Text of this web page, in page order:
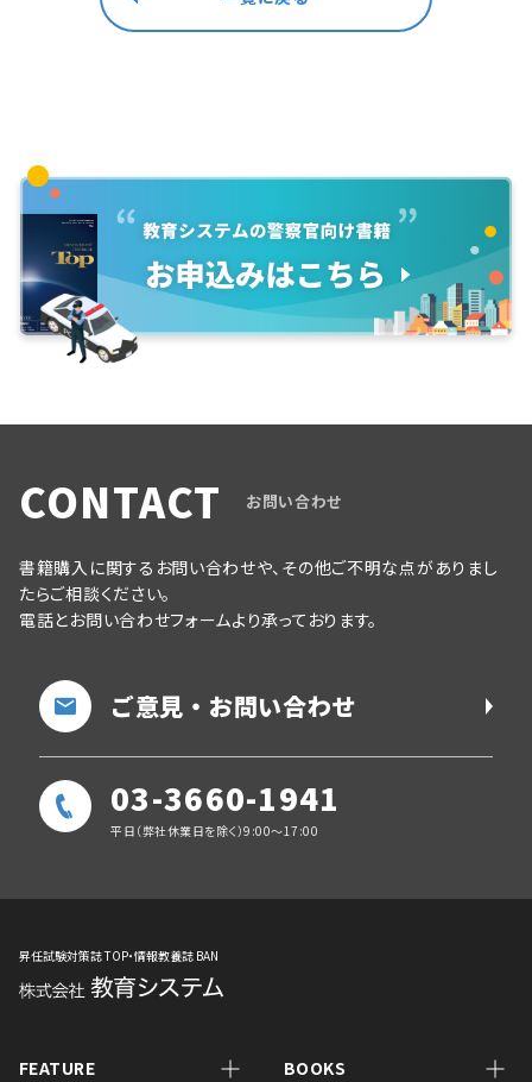
CONTACT お問い合わせ
書籍購入に関するお問い合わせや、その他ご不明な点がありまし
たらご相談ください。
電話とお問い合わせフォームより承っております。
ご意見・お問い合わせ
03-3660-1941
平日（弊社休業日を除く）9:00～17:00
昇任試験対策誌 TOP・情報教養誌 BAN
FEATURE BOOKS